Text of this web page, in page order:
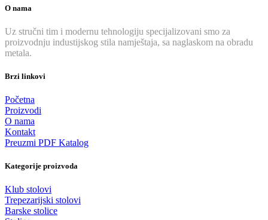
O nama
Uz stručni tim i modernu tehnologiju specijalizovani smo za
proizvodnju industijskog stila namještaja, sa naglaskom na obradu
metala.
Brzi linkovi
Početna
Proizvodi
O nama
Kontakt
Preuzmi PDF Katalog
Kategorije proizvoda
Klub stolovi
Trepezarijski stolovi
Barske stolice